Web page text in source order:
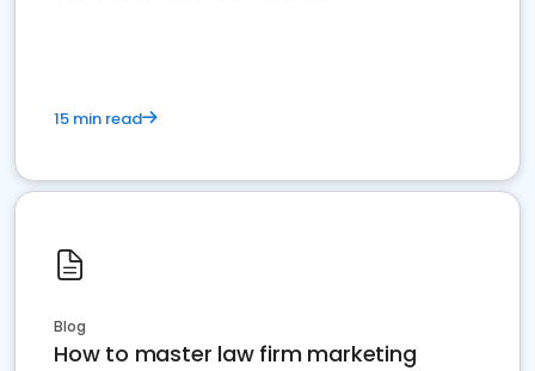
15 min read
Blog
How to master law firm marketing